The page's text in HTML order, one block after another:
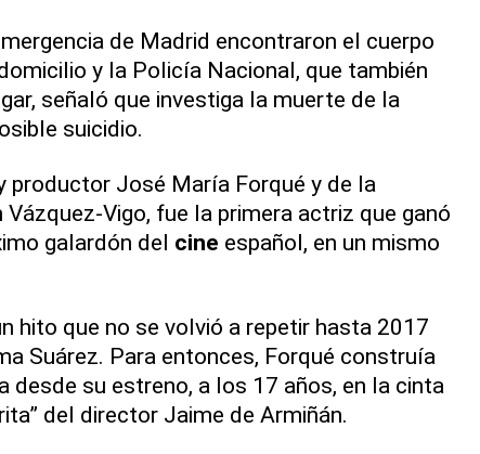
de Madrid encontraron el cuerpo
y la Policía Nacional, que también
señaló que investiga la muerte de la
suicidio.
productor José María Forqué y de la
Vigo, fue la primera actriz que ganó
galardón del cine español, en un mismo
hito que no se volvió a repetir hasta 2017
Suárez. Para entonces, Forqué construía
desde su estreno, a los 17 años, en la cinta
del director Jaime de Armiñán.